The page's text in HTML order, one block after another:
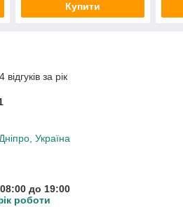
Купити
за рік
Україна
до 19:00
роботи